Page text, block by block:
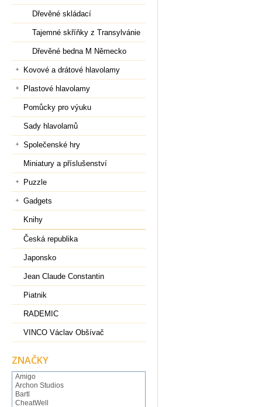
Dřevěné skládací
Tajemné skříňky z Transylvánie
Dřevěné bedna M Německo
Kovové a drátové hlavolamy
Plastové hlavolamy
Pomůcky pro výuku
Sady hlavolamů
Společenské hry
Miniatury a příslušenství
Puzzle
Gadgets
Knihy
Česká republika
Japonsko
Jean Claude Constantin
Piatnik
RADEMIC
VINCO Václav Obšívač
ZNAČKY
Amigo
Archon Studios
Bartl
CheatWell